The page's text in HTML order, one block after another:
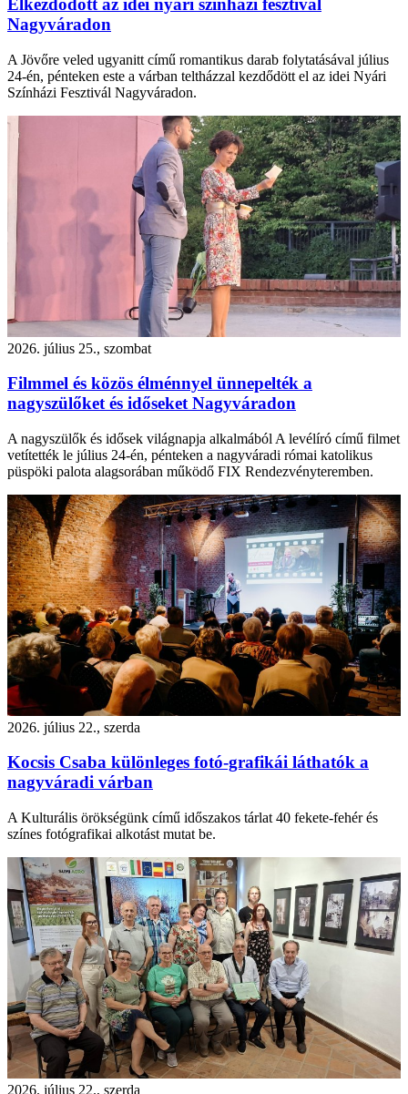
Elkezdődött az idei nyári színházi fesztivál
Nagyváradon
A Jövőre veled ugyanitt című romantikus darab folytatásával július
24-én, pénteken este a várban teltházzal kezdődött el az idei Nyári
Színházi Fesztivál Nagyváradon.
2026. július 25., szombat
Filmmel és közös élménnyel ünnepelték a
nagyszülőket és időseket Nagyváradon
A nagyszülők és idősek világnapja alkalmából A levélíró című filmet
vetítették le július 24-én, pénteken a nagyváradi római katolikus
püspöki palota alagsorában működő FIX Rendezvényteremben.
2026. július 22., szerda
Kocsis Csaba különleges fotó-grafikái láthatók a
nagyváradi várban
A Kulturális örökségünk című időszakos tárlat 40 fekete-fehér és
színes fotógrafikai alkotást mutat be.
2026. július 22., szerda